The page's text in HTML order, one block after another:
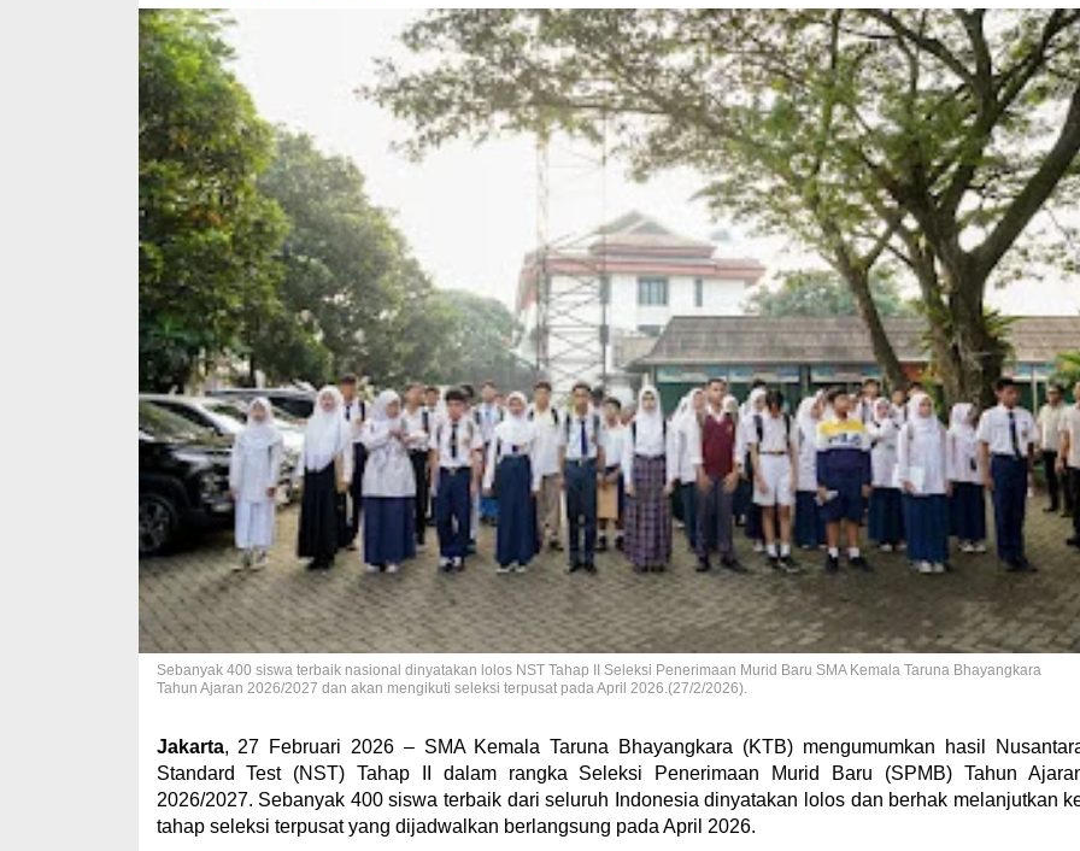
Sebanyak 400 siswa terbaik nasional dinyatakan lolos NST Tahap II Seleksi Penerimaan Murid Baru SMA Kemala Taruna Bhayangkara
Tahun Ajaran 2026/2027 dan akan mengikuti seleksi terpusat pada April 2026.(27/2/2026).
Jakarta, 27 Februari 2026 – SMA Kemala Taruna Bhayangkara (KTB) mengumumkan hasil
Standard Test (NST) Tahap II dalam rangka Seleksi Penerimaan Murid Baru (SPMB) Tahun
2026/2027. Sebanyak 400 siswa terbaik dari seluruh Indonesia dinyatakan lolos dan berhak melanjutkan
tahap seleksi terpusat yang dijadwalkan berlangsung pada April 2026.